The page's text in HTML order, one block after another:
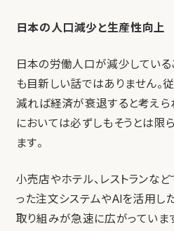
日本の人口減少と生産性向上
日本の労働人口が減少している
も目新しい話ではありません。
減れば経済が衰退すると考えら
においては必ずしもそうとは限
ます。
小売店やホテル、レストランな
った注文システムやAIを活用し
取り組みが急速に広がっていま